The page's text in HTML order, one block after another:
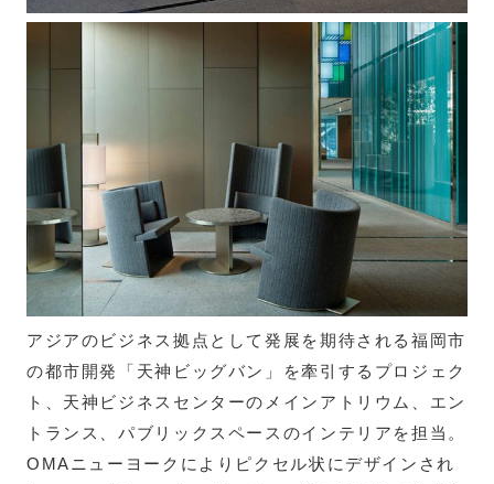
アジアのビジネス拠点として発展を期待される福岡市
の都市開発「天神ビッグバン」を牽引するプロジェク
ト、天神ビジネスセンターのメインアトリウム、エン
トランス、パブリックスペースのインテリアを担当。
OMAニューヨークによりピクセル状にデザインされ